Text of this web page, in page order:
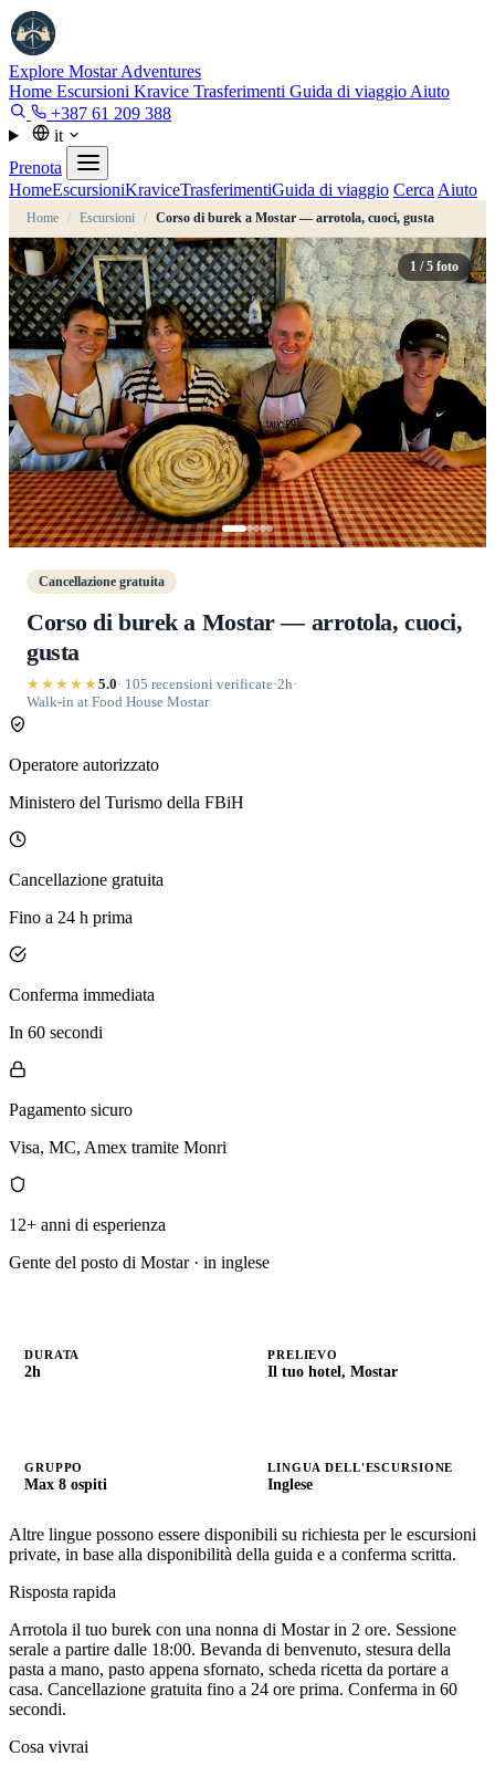
Explore MostarAdventures
Home Escursioni Kravice Trasferimenti Guida di viaggio Aiuto
+387 61 209 388
it
Prenota
HomeEscursioniKraviceTrasferimentiGuida di viaggio Cerca Aiuto
Home / Escursioni / Corso di burek a Mostar — arrotola, cuoci, gusta
1 / 5 foto
Cancellazione gratuita
Corso di burek a Mostar — arrotola, cuoci,
gusta
★★★★★5.0· 105 recensioni verificate·2h·
Walk-in at Food House Mostar
Operatore autorizzato
Ministero del Turismo della FBiH
Cancellazione gratuita
Fino a 24 h prima
Conferma immediata
In 60 secondi
Pagamento sicuro
Visa, MC, Amex tramite Monri
12+ anni di esperienza
Gente del posto di Mostar · in inglese
DURATA
2h
PRELIEVO
Il tuo hotel, Mostar
GRUPPO
Max 8 ospiti
LINGUA DELL'ESCURSIONE
Inglese
Altre lingue possono essere disponibili su richiesta per le escursioni
private, in base alla disponibilità della guida e a conferma scritta.
Risposta rapida
Arrotola il tuo burek con una nonna di Mostar in 2 ore. Sessione
serale a partire dalle 18:00. Bevanda di benvenuto, stesura della
pasta a mano, pasto appena sfornato, scheda ricetta da portare a
casa. Cancellazione gratuita fino a 24 ore prima. Conferma in 60
secondi.
Cosa vivrai